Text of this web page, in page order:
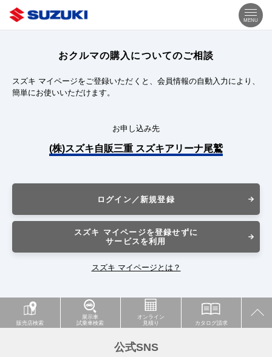
MENU
おクルマの購入についてのご相談
スズキ マイページをご登録いただくと、会員情報の自動入力により、
簡単にお使いいただけます。
お申し込み先
(株)スズキ自販三重 スズキアリーナ尾鷲
ログイン／新規登録
スズキ マイページを登録せずに
サービスを利用
スズキ マイページとは？
販売店検索
展示車
試乗車検索
オンライン
見積り
カタログ請求
公式SNS